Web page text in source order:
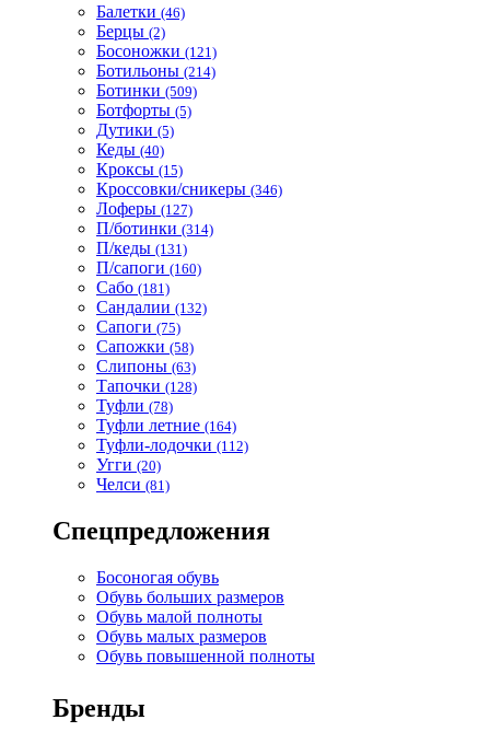
Балетки (46)
Берцы (2)
Босоножки (121)
Ботильоны (214)
Ботинки (509)
Ботфорты (5)
Дутики (5)
Кеды (40)
Кроксы (15)
Кроссовки/сникеры (346)
Лоферы (127)
П/ботинки (314)
П/кеды (131)
П/сапоги (160)
Сабо (181)
Сандалии (132)
Сапоги (75)
Сапожки (58)
Слипоны (63)
Тапочки (128)
Туфли (78)
Туфли летние (164)
Туфли-лодочки (112)
Угги (20)
Челси (81)
Спецпредложения
Босоногая обувь
Обувь больших размеров
Обувь малой полноты
Обувь малых размеров
Обувь повышенной полноты
Бренды